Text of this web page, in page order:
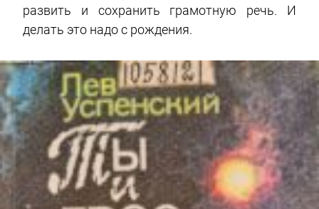
развить и сохранить грамотную речь. И
делать это надо с рождения.